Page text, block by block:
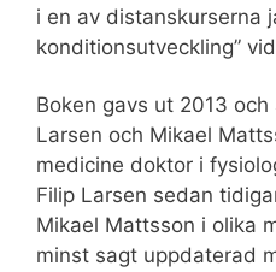
i en av distanskurserna
konditionsutveckling”
Boken gavs ut 2013
Larsen och Mikael
medicine doktor i
Filip Larsen sedan
Mikael Mattsson i olika
minst sagt uppdaterad